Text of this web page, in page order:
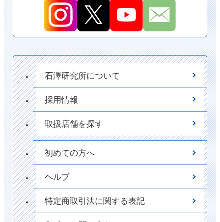
石澤研究所について
採用情報
取扱店舗を探す
初めての方へ
ヘルプ
特定商取引法に関する表記